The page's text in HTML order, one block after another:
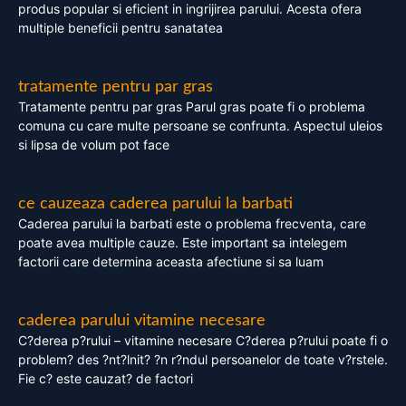
produs popular si eficient in ingrijirea parului. Acesta ofera
multiple beneficii pentru sanatatea
tratamente pentru par gras
Tratamente pentru par gras Parul gras poate fi o problema
comuna cu care multe persoane se confrunta. Aspectul uleios
si lipsa de volum pot face
ce cauzeaza caderea parului la barbati
Caderea parului la barbati este o problema frecventa, care
poate avea multiple cauze. Este important sa intelegem
factorii care determina aceasta afectiune si sa luam
caderea parului vitamine necesare
C?derea p?rului – vitamine necesare C?derea p?rului poate fi o
problem? des ?nt?lnit? ?n r?ndul persoanelor de toate v?rstele.
Fie c? este cauzat? de factori